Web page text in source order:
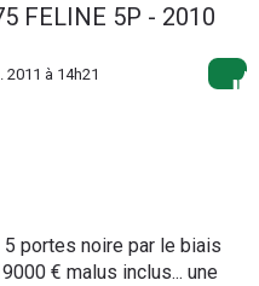
FELINE 5P - 2010
2011 à 14h21
portes noire par le biais
€ malus inclus... une